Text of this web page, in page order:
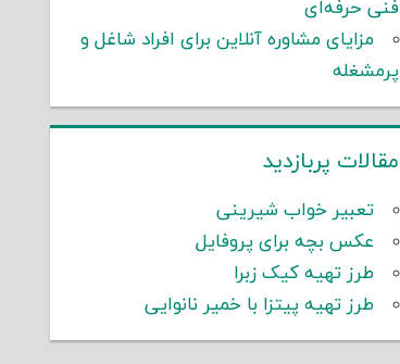
فنی حرفه‌ای
مزایای مشاوره آنلاین برای افراد شاغل و
پرمشغله
مقالات پربازدید
تعبیر خواب شیرینی
عکس بچه برای پروفایل
طرز تهیه کیک زبرا
طرز تهیه پیتزا با خمیر نانوایی